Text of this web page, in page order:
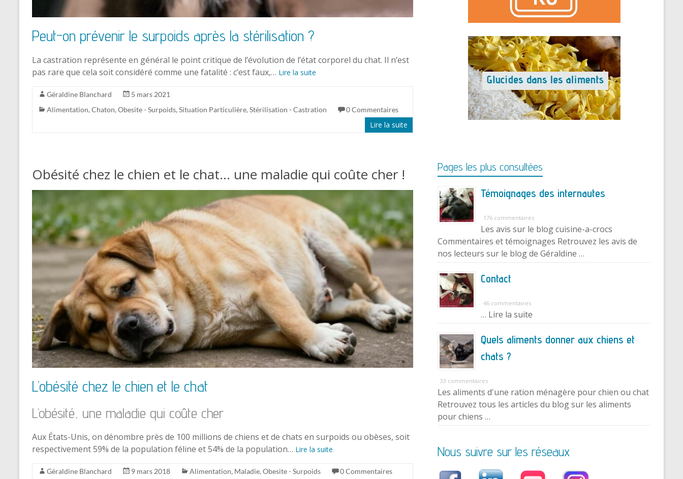
Peut-on prévenir le surpoids après la stérilisation ?
La castration représente en général le point critique de l’évolution de l’état corporel du chat. Il n’est
pas rare que cela soit considéré comme une fatalité : c’est faux,… Lire la suite
Géraldine Blanchard
5 mars 2021
Alimentation, Chaton, Obesite - Surpoids, Situation Particulière, Stérilisation - Castration 0 Commentaires
Lire la suite
Obésité chez le chien et le chat… une maladie qui coûte cher !
L’obésité chez le chien et le chat
L’obésité, une maladie qui coûte cher
Aux États-Unis, on dénombre près de 100 millions de chiens et de chats en surpoids ou obèses, soit
respectivement 59% de la population féline et 54% de la population… Lire la suite
Géraldine Blanchard 9 mars 2018 Alimentation, Maladie, Obesite - Surpoids 0 Commentaires
Pages les plus consultées
Témoignages des internautes
176 commentaires
Les avis sur le blog cuisine-a-crocs
Commentaires et témoignages Retrouvez les avis de
nos lecteurs sur le blog de Géraldine …
Contact
46 commentaires
… Lire la suite
Quels aliments donner aux chiens et
chats ?
33 commentaires
Les aliments d'une ration ménagère pour chien ou chat
Retrouvez tous les articles du blog sur les aliments
pour chiens …
Nous suivre sur les réseaux